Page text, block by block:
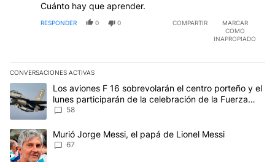
Cuánto hay que aprender.
RESPONDER 0 0 COMPARTIR
MARCAR
COMO
INAPROPIADO
CONVERSACIONES ACTIVAS
Este listado muestra los artículos con más comentarios en los
Un artículo de tendencia con el título "Los aviones F 16
Los aviones F 16 sobrevolarán el centro porteño y el
lunes participarán de la celebración de la Fuerza
Aérea
58
Un artículo de tendencia con el título "Murió Jorge Messi, el
Murió Jorge Messi, el papá de Lionel Messi
67